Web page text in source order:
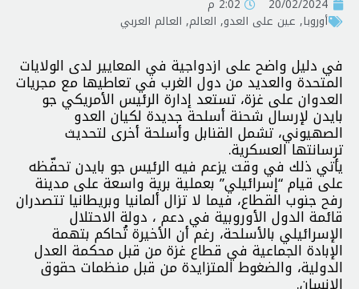
أوروبا, عين على العدو, العالم, العالم العربي
في دليل واضح على ازدواجية في المعايير لدى الولايات
المتحدة والعديد من دول الغرب في تعاطيها مع مجريات
العدوان على غزة، تستعد إدارة الرئيس الأمريكي جو
بايدن لإرسال شحنة أسلحة جديدة لكيان العدو
الصهيوني، تشمل القنابل وأسلحة أخرى لتحديث
ترسانتها العسكرية.
يأتي ذلك في وقت يزعم فيه الرئيس جو بايدن تحفّظه
على قيام “إسرائيلي” بعملية برية واسعة على مدينة
رفح جنوب القطاع، فيما لا تزال ألمانيا وبريطانيا تتصدران
قائمة الدول الأوروبية في دعم ، دولة الاحتلال
الإسرائيلي بالأسلحة، رغم أن الأخيرة تُحاكم بتهمة
الإبادة الجماعية في قطاع غزة من قبل محكمة العدل
الدولية، والضغوط المتزايدة من قبل منظمات حقوق